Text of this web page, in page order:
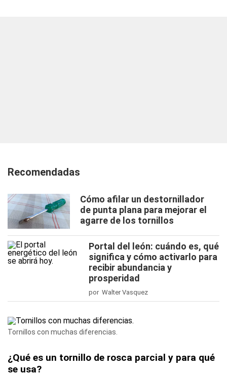
Recomendadas
Cómo afilar un destornillador
de punta plana para mejorar el
agarre de los tornillos
Portal del león: cuándo es, qué
significa y cómo activarlo para
recibir abundancia y
prosperidad
por Walter Vasquez
Tornillos con muchas diferencias.
¿Qué es un tornillo de rosca parcial y para qué
se usa?